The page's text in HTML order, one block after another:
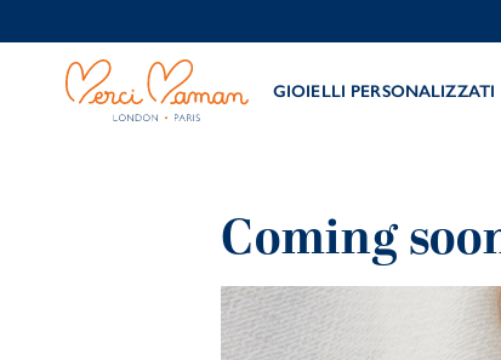
GIOIELLI PERSONALIZZATI
Coming